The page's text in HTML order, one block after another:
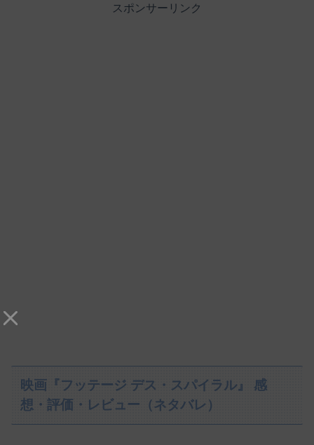
スポンサーリンク
映画『フッテージ デス・スパイラル』 感
想・評価・レビュー（ネタバレ）